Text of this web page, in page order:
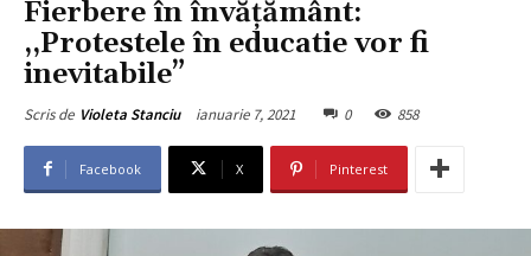
Fierbere în învățământ:
,,Protestele în educatie vor fi
inevitabile”
Scris de Violeta Stanciu ianuarie 7, 2021 0 858
Facebook X Pinterest